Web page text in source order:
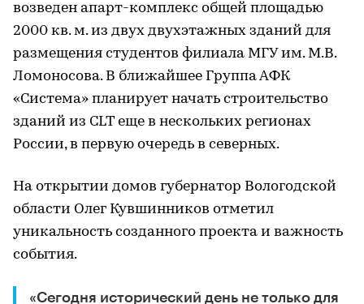
возведен апарт-комплекс общей площадью
2000 кв. м. из двух двухэтажных зданий для
размещения студентов филиала МГУ им. М.В.
Ломоносова. В ближайшее Группа АФК
«Система» планирует начать строительство
зданий из CLT еще в нескольких регионах
России, в первую очередь в северных.
На открытии домов губернатор Вологодской
области Олег Кувшинников отметил
уникальность созданного проекта и важность
события.
«Сегодня исторический день не только для